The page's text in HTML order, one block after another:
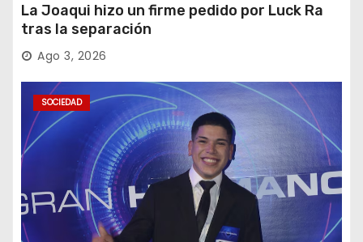
La Joaqui hizo un firme pedido por Luck Ra
tras la separación
Ago 3, 2026
SOCIEDAD